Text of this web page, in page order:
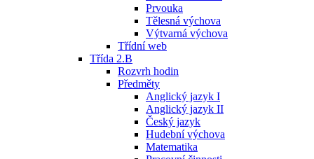
Prvouka
Tělesná výchova
Výtvarná výchova
Třídní web
Třída 2.B
Rozvrh hodin
Předměty
Anglický jazyk I
Anglický jazyk II
Český jazyk
Hudební výchova
Matematika